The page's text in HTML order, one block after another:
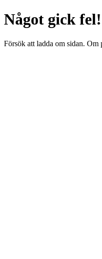
Något gick fel!
Försök att ladda om sidan. Om